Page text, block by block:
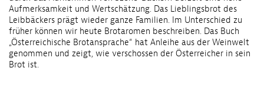
Aufmerksamkeit und Wertschätzung. Das Lieblingsbrot des
Leibbäckers prägt wieder ganze Familien. Im Unterschied zu
früher können wir heute Brotaromen beschreiben. Das Buch
„Österreichische Brotansprache“ hat Anleihe aus der Weinwelt
genommen und zeigt, wie verschossen der Österreicher in sein
Brot ist.